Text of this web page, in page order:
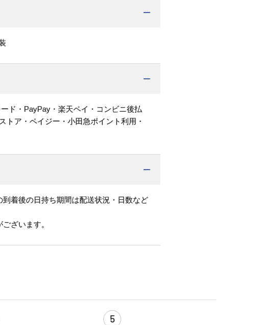
ド・PayPay・楽天ペイ・コンビニ後払
トア・ペイジー・小田急ポイント利用・
着後の日持ち期間は配送状況・日数など
ざいます。
5